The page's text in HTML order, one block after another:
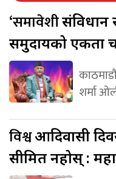
‘समावेशीसंविधान
समुदायको एकता
शर्मा
विश्वआदिवासी
सीमित नहोस् :